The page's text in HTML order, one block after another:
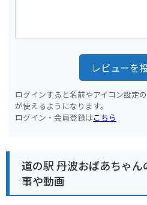
レビューを
ログインすると名前やアイコン設定
が使えるようになります。
ログイン・会員登録はこちら
道の駅 丹波おばあちゃ
事や動画